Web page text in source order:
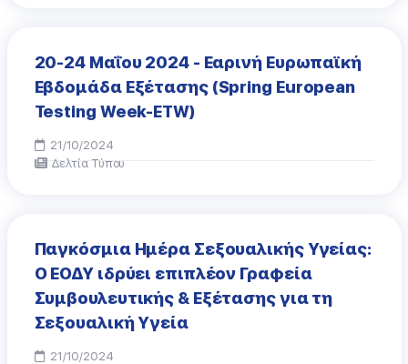
20-24 Μαΐου 2024 - Εαρινή Ευρωπαϊκή
Εβδομάδα Εξέτασης (Spring European
Testing Week-ETW)
21/10/2024
Δελτία Τύπου
Παγκόσμια Ημέρα Σεξουαλικής Υγείας:
Ο ΕΟΔΥ ιδρύει επιπλέον Γραφεία
Συμβουλευτικής & Εξέτασης για τη
Σεξουαλική Yγεία
21/10/2024